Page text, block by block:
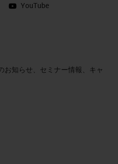
YouTube
お知らせ、セミナー情報、キャ